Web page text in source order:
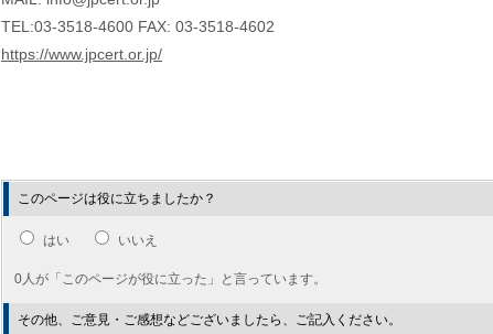
TEL:03-3518-4600 FAX: 03-3518-4602
https://www.jpcert.or.jp/
このページは役に立ちましたか？
はい いいえ
0人が「このページが役に立った」と言っています。
その他、ご意見・ご感想などございましたら、ご記入ください。